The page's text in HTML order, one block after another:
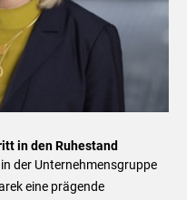
in den Ruhestand
der Unternehmensgruppe
eine prägende